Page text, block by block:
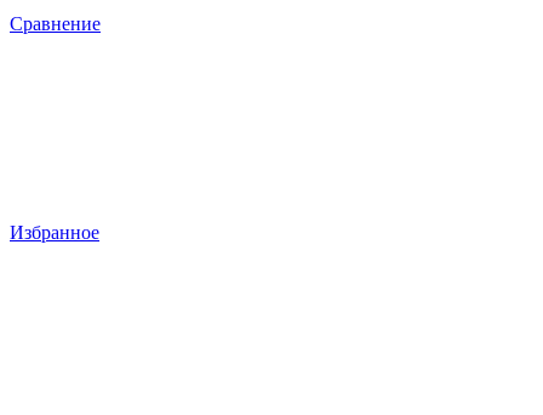
Сравнение
Избранное